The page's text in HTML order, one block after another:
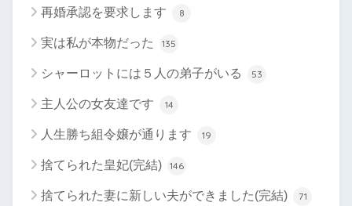
再婚承認を要求します 8
実は私が本物だった 135
シャーロットには５人の弟子がいる 53
主人公の女友達です 14
人生勝ち組令嬢が通ります 19
捨てられた皇妃(完結) 146
捨てられた妻に新しい夫ができました(完結) 71